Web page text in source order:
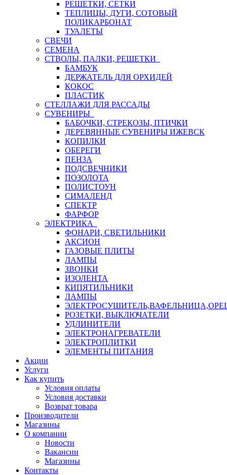
РЕШЕТКИ, СЕТКИ
ТЕПЛИЦЫ, ДУГИ, СОТОВЫЙ
ПОЛИКАРБОНАТ
ТУАЛЕТЫ
СВЕЧИ
СЕМЕНА
СТВОЛЫ, ПАЛКИ, РЕШЕТКИ
БАМБУК
ДЕРЖАТЕЛЬ ДЛЯ ОРХИДЕЙ
КОКОС
ПЛАСТИК
СТЕЛЛАЖИ ДЛЯ РАССАДЫ
СУВЕНИРЫ
БАБОЧКИ, СТРЕКОЗЫ, ПТИЧКИ
ДЕРЕВЯННЫЕ СУВЕНИРЫ ИЖЕВСК
КОПИЛКИ
ОБЕРЕГИ
ПЕНЗА
ПОДСВЕЧНИКИ
ПОЗОЛОТА
ПОЛИСТОУН
СИМАЛЕНД
СПЕКТР
ФАРФОР
ЭЛЕКТРИКА
ФОНАРИ, СВЕТИЛЬНИКИ
АКСИОН
ГАЗОВЫЕ ПЛИТЫ
ЛАМПЫ
ЗВОНКИ
ИЗОЛЕНТА
КИПЯТИЛЬНИКИ
ЛАМПЫ
РОЗЕТКИ, ВЫКЛЮЧАТЕЛИ
УДЛИНИТЕЛИ
ЭЛЕКТРОНАГРЕВАТЕЛИ
ЭЛЕКТРОПЛИТКИ
ЭЛЕМЕНТЫ ПИТАНИЯ
Акции
Услуги
Как купить
Условия оплаты
Условия доставки
Возврат товара
Производители
Магазины
О компании
Новости
Вакансии
Магазины
Контакты